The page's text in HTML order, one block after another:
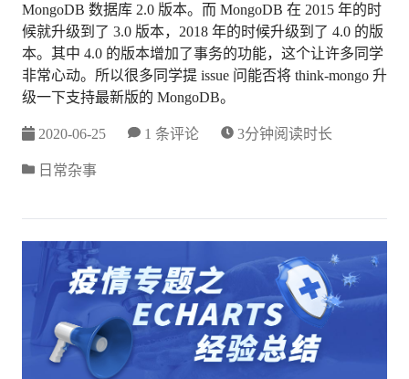
MongoDB 数据库 2.0 版本。而 MongoDB 在 2015 年的时
候就升级到了 3.0 版本，2018 年的时候升级到了 4.0 的版
本。其中 4.0 的版本增加了事务的功能，这个让许多同学
非常心动。所以很多同学提 issue 问能否将 think-mongo 升
级一下支持最新版的 MongoDB。
2020-06-25 1 条评论 3分钟阅读时长
日常杂事